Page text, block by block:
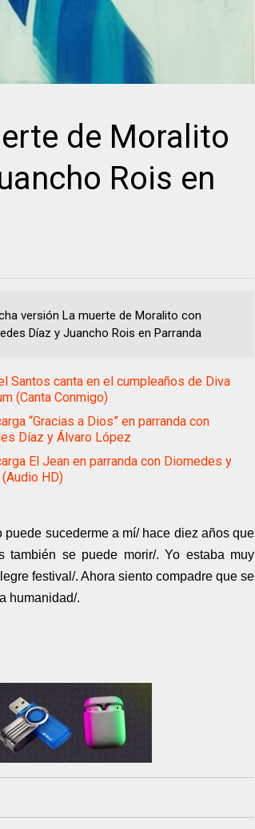
de Moralito
Rois en
versión La muerte de Moralito con
Díaz y Juancho Rois en Parranda
Santos canta en el cumpleaños de Diva
(Canta Conmigo)
“Gracias a Dios” en parranda con
Díaz y Álvaro López
El Jean en parranda con Diomedes y
HD)
sucederme a mí/ hace diez años que
se puede morir/. Yo estaba muy
festival/. Ahora siento compadre que se
humanidad/.